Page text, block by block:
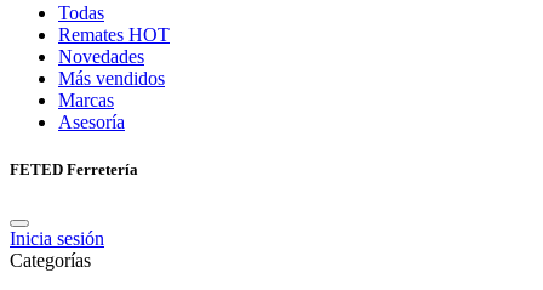
Todas
Remates HOT
Novedades
Más vendidos
Marcas
Asesoría
FETED Ferretería
Inicia sesión
Categorías